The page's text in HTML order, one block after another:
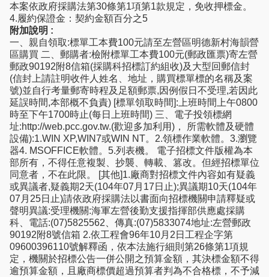
本案依政府採購法第30條第1項第1款規定，免收押標金。
4.履約保證金：契約金額百分之5
附加說明 :
一、親自領取:標單工本費100元請至左營區明德新村海韻營
區購買 二、郵購者:檢附標單工本費100元(郵政匯票)寄左營
郵政90192附8信箱(採購科招標訂約組收)及大型回郵信封
(信封上請註明收件人姓名、地址，購買標單標的名稱及案
號)並自行考量郵寄時程及足額郵票,因例假日不受理,若因此
延誤時間,本部概不負責) [標單領取時間]:上班時間上午0800
時至下午1700時止(每日上班時間) 三、電子投領標網
址:http://web.pcc.gov.tw.(歡迎多加利用)， 所需軟體及硬體
設備):1.WIN XP,WIN7或WIN NT。2.領標作業軟體。3.瀏覽
器4. MSOFFICE軟體。5.列表機。 電子招標文件版權為本
部所有，不得任意複製、抄襲、轉載、篡改。但經招標單位
同意者，不在此限。 [其他]1.廠商對招標文件內容如有疑義
或異議者,疑義期2天(104年07月17日止);異議期10天(104年
07月25日止)請依政府採購法以書面向招標機關申請釋疑或
聲明異議:受理機關:海軍左營後勤支援指揮部供應處採購
科、電話:(07)5825562、傳真:(07)5833074地址:左營郵政
90192附8號信箱 2.依工程會96年10月2日工程企字第
09600396110號解釋函，依本法施行細則第26條第1項規
定，機關於招標公告一併公開之預算金額，其決標金額不得
逾預算金額，且廠商標價超過預算者判為不合格標，不予減